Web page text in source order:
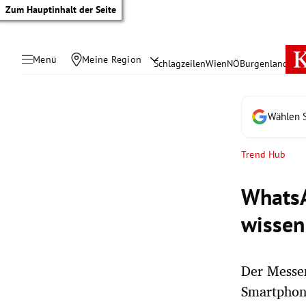
Zum Hauptinhalt der Seite
Menü Meine Region SchlagzeilenWienNÖBurgenland
Wählen
Trend Hub
Der